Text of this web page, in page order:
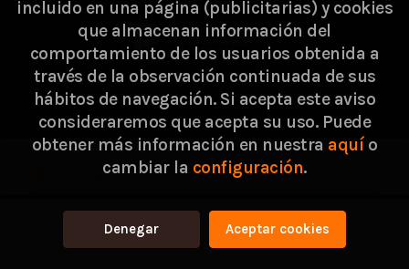
Consigue 2,44 €
2026 ©Passarella Store SL. Todos los Derechos
Reservados | Grupo Trevenque
incluido en una página (publicitarias) y cookies
que almacenan información del
comportamiento de los usuarios obtenida a
través de la observación continuada de sus
hábitos de navegación. Si acepta este aviso
consideraremos que acepta su uso. Puede
obtener más información en nuestra aquío
cambiar la configuración.
Denegar Aceptar cookies